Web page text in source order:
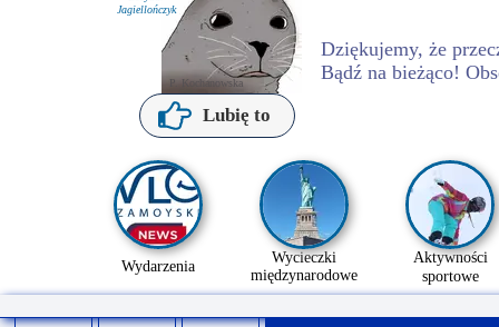
Lubię to
Dziękujemy, że
Bądź na bieżąco!
Jagiellończyk
P. Kochanowska
Aktywności
sportowe
Wycieczki
międzynarodowe
Wydarzenia